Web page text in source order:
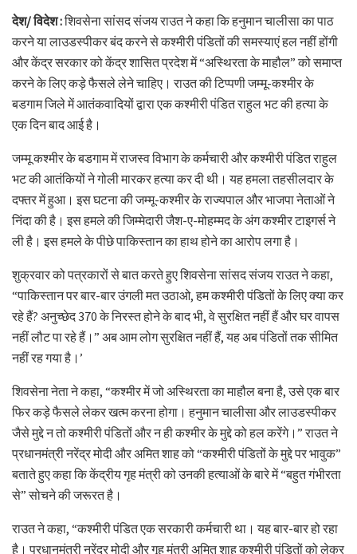
देश/ विदेश :शिवसेना सांसद संजय राउत ने कहा कि हनुमान चालीसा का पाठ
करने या लाउडस्पीकर बंद करने से कश्मीरी पंडितों की समस्याएं हल नहीं होंगी
और केंद्र सरकार को केंद्र शासित प्रदेश में “अस्थिरता के माहौल” को समाप्त
करने के लिए कड़े फैसले लेने चाहिए। राउत की टिप्पणी जम्मू-कश्मीर के
बडगाम जिले में आतंकवादियों द्वारा एक कश्मीरी पंडित राहुल भट की हत्या के
एक दिन बाद आई है।
जम्मू कश्मीर के बडगाम में राजस्व विभाग के कर्मचारी और कश्मीरी पंडित राहुल
भट की आतंकियों ने गोली मारकर हत्या कर दी थी। यह हमला तहसीलदार के
दफ्तर में हुआ। इस घटना की जम्मू-कश्मीर के राज्यपाल और भाजपा नेताओं ने
निंदा की है। इस हमले की जिम्मेदारी जैश-ए-मोहम्मद के अंग कश्मीर टाइगर्स ने
ली है। इस हमले के पीछे पाकिस्तान का हाथ होने का आरोप लगा है।
शुक्रवार को पत्रकारों से बात करते हुए शिवसेना सांसद संजय राउत ने कहा,
“पाकिस्तान पर बार-बार उंगली मत उठाओ, हम कश्मीरी पंडितों के लिए क्या कर
रहे हैं? अनुच्छेद 370 के निरस्त होने के बाद भी, वे सुरक्षित नहीं हैं और घर वापस
नहीं लौट पा रहे हैं।” अब आम लोग सुरक्षित नहीं हैं, यह अब पंडितों तक सीमित
नहीं रह गया है।’
शिवसेना नेता ने कहा, “कश्मीर में जो अस्थिरता का माहौल बना है, उसे एक बार
फिर कड़े फैसले लेकर खत्म करना होगा। हनुमान चालीसा और लाउडस्पीकर
जैसे मुद्दे न तो कश्मीरी पंडितों और न ही कश्मीर के मुद्दे को हल करेंगे।” राउत ने
प्रधानमंत्री नरेंद्र मोदी और अमित शाह को “कश्मीरी पंडितों के मुद्दे पर भावुक”
बताते हुए कहा कि केंद्रीय गृह मंत्री को उनकी हत्याओं के बारे में “बहुत गंभीरता
से” सोचने की जरूरत है।
राउत ने कहा, “कश्मीरी पंडित एक सरकारी कर्मचारी था। यह बार-बार हो रहा
है। प्रधानमंत्री नरेंद्र मोदी और गृह मंत्री अमित शाह कश्मीरी पंडितों को लेकर